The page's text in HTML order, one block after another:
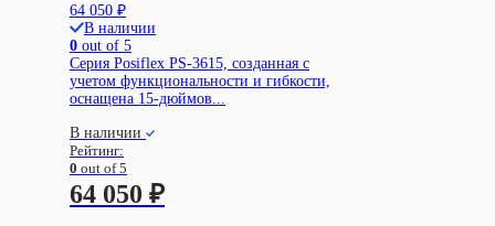
64 050 ₽
В наличии
0 out of 5
Серия Posiflex PS-3615, созданная с
учетом функциональности и гибкости,
оснащена 15-дюймов...
В наличии
Рейтинг:
0 out of 5
64 050 ₽